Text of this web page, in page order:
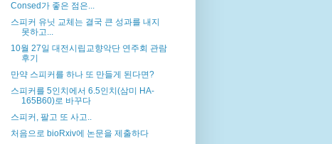
Consed가 좋은 점은...
스피커 유닛 교체는 결국 큰 성과를 내지
못하고...
10월 27일 대전시립교향악단 연주회 관람
후기
만약 스피커를 하나 또 만들게 된다면?
스피커를 5인치에서 6.5인치(삼미 HA-
165B60)로 바꾸다
스피커, 팔고 또 사고..
처음으로 bioRxiv에 논문을 제출하다